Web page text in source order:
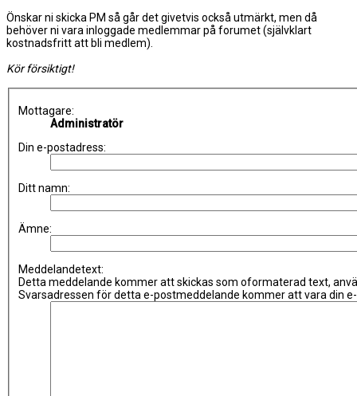
Önskar ni skicka PM så går det givetvis också utmärkt, men då
behöver ni vara inloggade medlemmar på forumet (självklart
kostnadsfritt att bli medlem).
Kör försiktigt!
Mottagare:
Administratör
Din e-postadress:
Ditt namn:
Ämne:
Meddelandetext:
Detta meddelande kommer att skickas som oformaterad text,
Svarsadressen för detta e-postmeddelande kommer att vara din